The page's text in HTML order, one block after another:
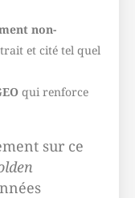
non-
et cité tel quel
qui renforce
sur ce